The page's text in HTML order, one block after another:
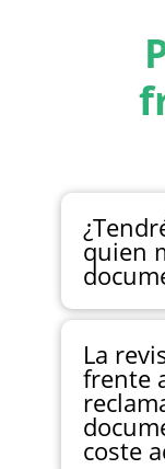
quien
La
frente
coste